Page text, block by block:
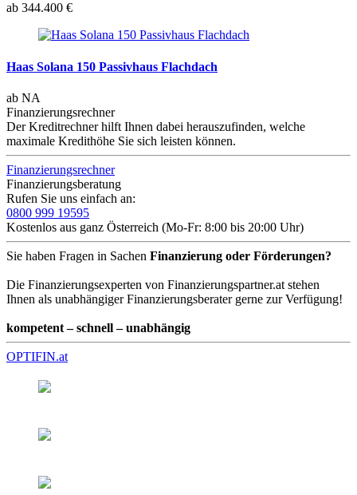
ab 344.400 €
Haas Solana 150 Passivhaus Flachdach
ab NA
Finanzierungsrechner
Der Kreditrechner hilft Ihnen dabei herauszufinden, welche
maximale Kredithöhe Sie sich leisten können.
Finanzierungsrechner
Finanzierungsberatung
Rufen Sie uns einfach an:
0800 999 19595
Kostenlos aus ganz Österreich (Mo-Fr: 8:00 bis 20:00 Uhr)
Sie haben Fragen in Sachen Finanzierung oder Förderungen?
Die Finanzierungsexperten von Finanzierungspartner.at stehen
Ihnen als unabhängiger Finanzierungsberater gerne zur Verfügung!
kompetent – schnell – unabhängig
OPTIFIN.at